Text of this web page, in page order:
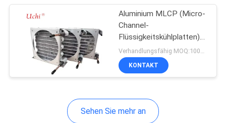
Rückstellbare
Sicherung PPTC
Aluminium MLCP (Micro-
Channel-
Flüssigkeitskühlplatten)-
Kondensatoren für
Kühlschränke
Verhandlungsfähig MOQ:1000 Prozent
KONTAKT
Sehen Sie mehr an